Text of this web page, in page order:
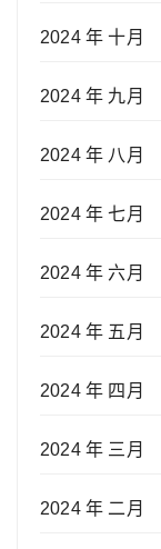
2024 年 十月
2024 年 九月
2024 年 八月
2024 年 七月
2024 年 六月
2024 年 五月
2024 年 四月
2024 年 三月
2024 年 二月